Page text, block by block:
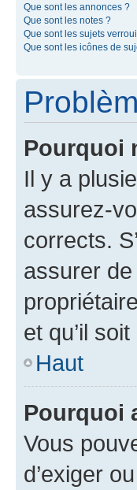
Que sont les annonces ?
Que sont les notes ?
Que sont les sujets
Que sont les icônes de
Pourquoi
Il y a
assurez-
corrects.
assurer
et qu’il
Haut
Pourquoi
Vous
d’exiger